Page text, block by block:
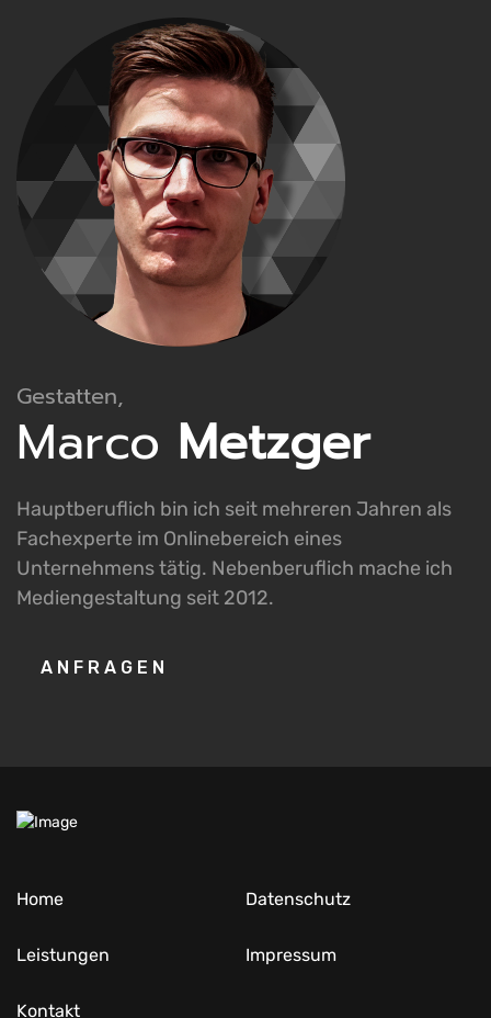
Gestatten,
Marco Metzger
Hauptberuflich bin ich seit mehreren Jahren als
Fachexperte im Onlinebereich eines
Unternehmens tätig. Nebenberuflich mache ich
Mediengestaltung seit 2012.
ANFRAGEN
Home Datenschutz
Leistungen Impressum
Kontakt